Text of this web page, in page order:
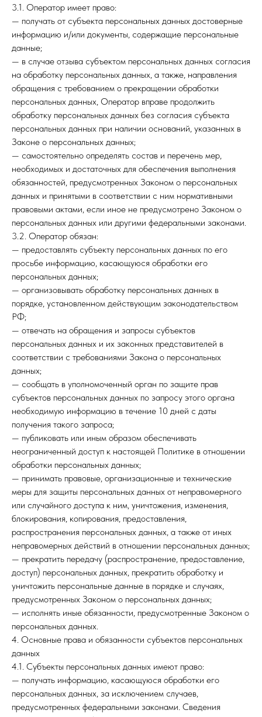
3.1. Оператор имеет право:
— получать от субъекта персональных данных достоверные
информацию и/или документы, содержащие персональные
данные;
— в случае отзыва субъектом персональных данных согласия
на обработку персональных данных, а также, направления
обращения с требованием о прекращении обработки
персональных данных, Оператор вправе продолжить
обработку персональных данных без согласия субъекта
персональных данных при наличии оснований, указанных в
Законе о персональных данных;
— самостоятельно определять состав и перечень мер,
необходимых и достаточных для обеспечения выполнения
обязанностей, предусмотренных Законом о персональных
данных и принятыми в соответствии с ним нормативными
правовыми актами, если иное не предусмотрено Законом о
персональных данных или другими федеральными законами.
3.2. Оператор обязан:
— предоставлять субъекту персональных данных по его
просьбе информацию, касающуюся обработки его
персональных данных;
— организовывать обработку персональных данных в
порядке, установленном действующим законодательством
РФ;
— отвечать на обращения и запросы субъектов
персональных данных и их законных представителей в
соответствии с требованиями Закона о персональных
данных;
— сообщать в уполномоченный орган по защите прав
субъектов персональных данных по запросу этого органа
необходимую информацию в течение 10 дней с даты
получения такого запроса;
— публиковать или иным образом обеспечивать
неограниченный доступ к настоящей Политике в отношении
обработки персональных данных;
— принимать правовые, организационные и технические
меры для защиты персональных данных от неправомерного
или случайного доступа к ним, уничтожения, изменения,
блокирования, копирования, предоставления,
распространения персональных данных, а также от иных
неправомерных действий в отношении персональных данных;
— прекратить передачу (распространение, предоставление,
доступ) персональных данных, прекратить обработку и
уничтожить персональные данные в порядке и случаях,
предусмотренных Законом о персональных данных;
— исполнять иные обязанности, предусмотренные Законом о
персональных данных.
4. Основные права и обязанности субъектов персональных
данных
4.1. Субъекты персональных данных имеют право:
— получать информацию, касающуюся обработки его
персональных данных, за исключением случаев,
предусмотренных федеральными законами. Сведения